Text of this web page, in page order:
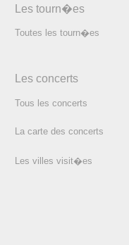
Les tourn�es
Toutes les tourn�es
Les concerts
Tous les concerts
La carte des concerts
Les villes visit�es